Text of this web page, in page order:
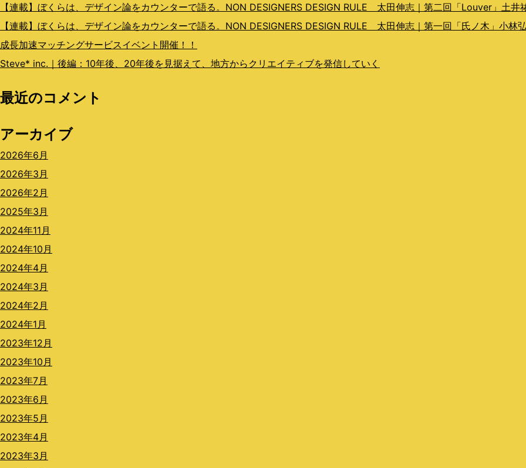
ン【連載】ぼくらは、デザイン論をカウンターで語る。NON DESIGNERS DESIGN RULE 太田伸志｜第二回「Louver」土井
【連載】ぼくらは、デザイン論をカウンターで語る。NON DESIGNERS DESIGN RULE 太田伸志｜第一回「氏ノ木」小林
成長加速マッチングサービスイベント開催！！
Steve* inc.｜後編：10年後、20年後を見据えて、地方からクリエイティブを発信していく
最近のコメント
アーカイブ
2026年6月
2026年3月
2026年2月
2025年3月
2024年11月
2024年10月
2024年4月
2024年3月
2024年2月
2024年1月
2023年12月
2023年10月
2023年7月
2023年6月
2023年5月
2023年4月
2023年3月